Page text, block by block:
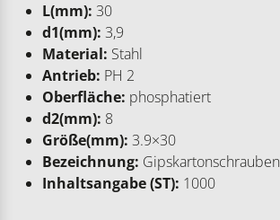
L(mm): 30
d1(mm): 3,9
Material: Stahl
Antrieb: PH 2
Oberfläche: phosphatiert
d2(mm): 8
Größe(mm): 3.9×30
Bezeichnung: Gipskartonschrauben
Inhaltsangabe (ST): 1000